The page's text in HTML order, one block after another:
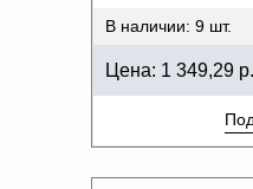
В наличии: 9 шт.
Цена: 1 349,29 р.